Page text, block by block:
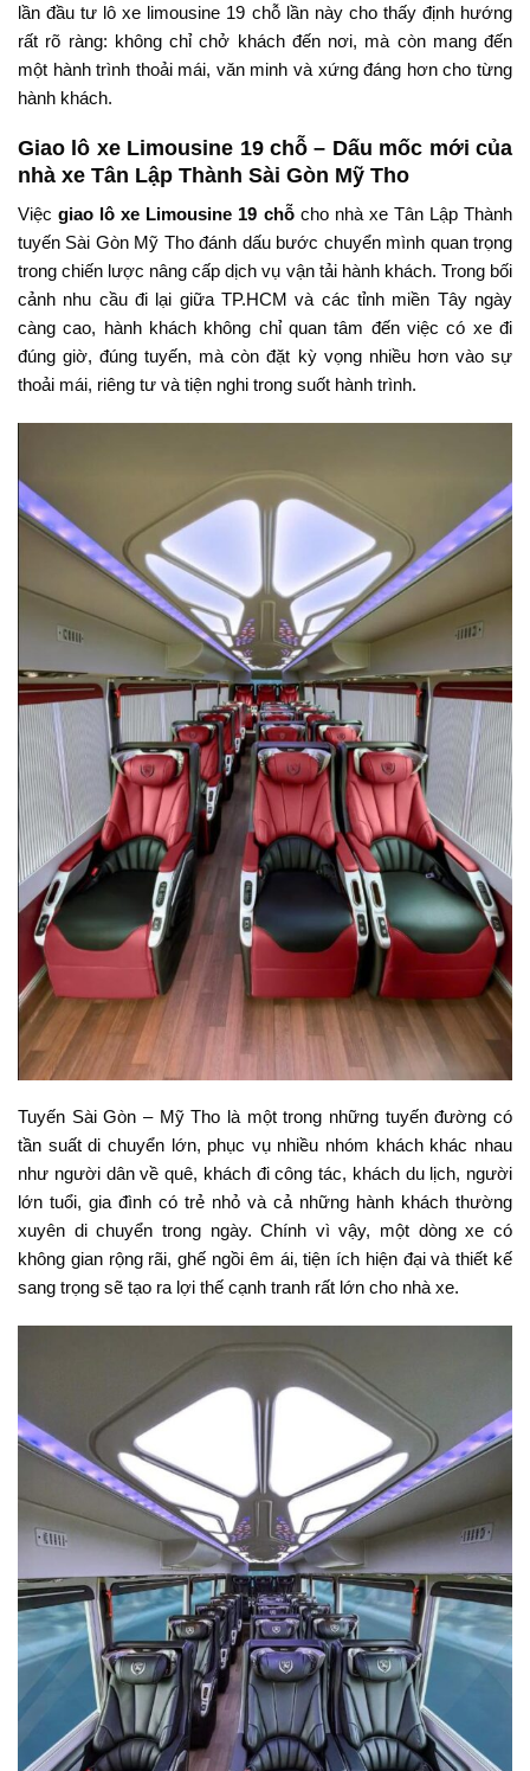
lần đầu tư lô xe limousine 19 chỗ lần này cho thấy định hướng
rất rõ ràng: không chỉ chở khách đến nơi, mà còn mang đến
một hành trình thoải mái, văn minh và xứng đáng hơn cho từng
hành khách.
Giao lô xe Limousine 19 chỗ – Dấu mốc mới của
nhà xe Tân Lập Thành Sài Gòn Mỹ Tho
Việcgiao lô xe Limousine 19 chỗcho nhà xe Tân Lập Thành
tuyến Sài Gòn Mỹ Tho đánh dấu bước chuyển mình quan trọng
trong chiến lược nâng cấp dịch vụ vận tải hành khách. Trong bối
cảnh nhu cầu đi lại giữa TP.HCM và các tỉnh miền Tây ngày
càng cao, hành khách không chỉ quan tâm đến việc có xe đi
đúng giờ, đúng tuyến, mà còn đặt kỳ vọng nhiều hơn vào sự
thoải mái, riêng tư và tiện nghi trong suốt hành trình.
Tuyến Sài Gòn – Mỹ Tho là một trong những tuyến đường có
tần suất di chuyển lớn, phục vụ nhiều nhóm khách khác nhau
như người dân về quê, khách đi công tác, khách du lịch, người
lớn tuổi, gia đình có trẻ nhỏ và cả những hành khách thường
xuyên di chuyển trong ngày. Chính vì vậy, một dòng xe có
không gian rộng rãi, ghế ngồi êm ái, tiện ích hiện đại và thiết kế
sang trọng sẽ tạo ra lợi thế cạnh tranh rất lớn cho nhà xe.